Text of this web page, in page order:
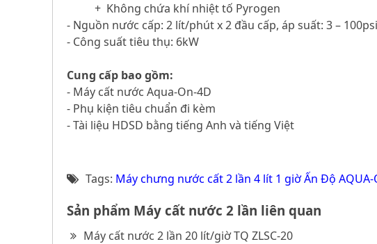
+ Không chứa khí nhiệt tố Pyrogen
- Nguồn nước cấp: 2 lít/phút x 2 đầu cấp, áp suất: 3 –
- Công suất tiêu thụ: 6kW
Cung cấp bao gồm:
- Máy cất nước Aqua-On-4D
- Phụ kiện tiêu chuẩn đi kèm
- Tài liệu HDSD bằng tiếng Anh và tiếng Việt
Tags: Máy chưng nước cất 2 lần 4 lít 1 giờ Ấn Độ AQUA-
Sản phẩm Máy cất nước 2 lần liên quan
Máy cất nước 2 lần 20 lít/giờ TQ ZLSC-20